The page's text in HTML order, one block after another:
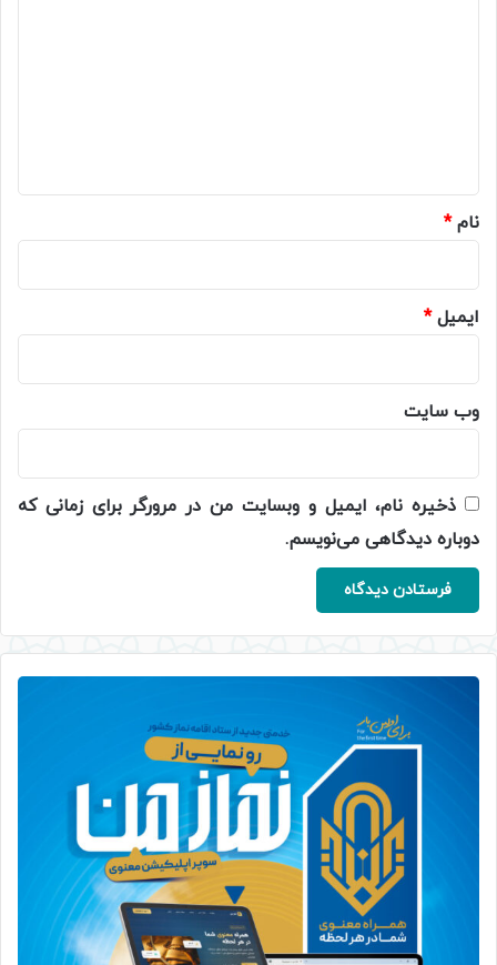
نام*
ایمیل*
وب‌ سایت
ذخیره نام، ایمیل و وبسایت من در مرورگر برای زمانی که
دوباره دیدگاهی می‌نویسم.